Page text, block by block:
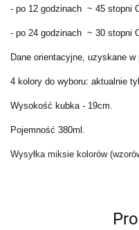
- po 12 godzinach ~ 45 stopni
- po 24 godzinach ~ 30 stopni
Dane orientacyjne, uzyskane
4 kolory do wyboru: aktualnie
Wysokość kubka - 19cm.
Pojemność 380ml.
Wysyłka miksie kolorów